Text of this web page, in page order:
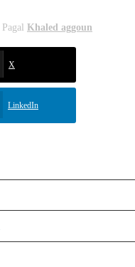
Pagal Khaled aggoun
X
LinkedIn